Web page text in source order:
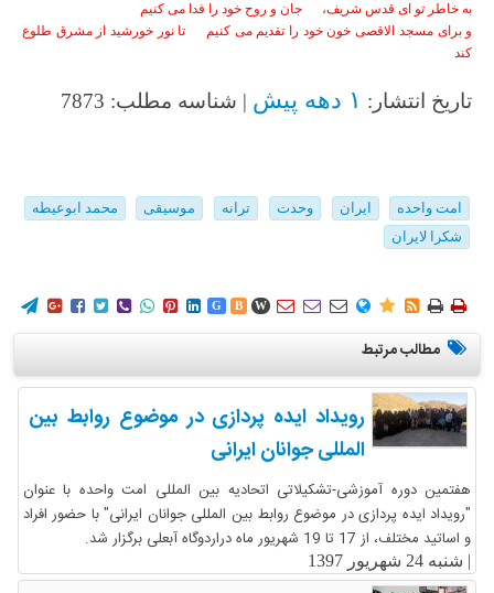
به خاطر تو ای قدس شریف،
جان و روح خود را فدا می کنیم
و برای مسجد الاقصی خون خود را تقدیم می کنیم تا نور خورشید از مشرق طلوع
کند
تاریخ انتشار: ۱ دهه پیش | شناسه مطلب: 7873
امت واحده ایران وحدت ترانه موسیقی
محمد ابوعیطه
شکرا لایران
        G B W        
مطالب مرتبط
رویداد ایده پردازی در موضوع روابط بین
المللی جوانان ایرانی
هفتمین دوره آموزشی-تشکیلاتی اتحادیه بین المللی امت واحده با عنوان
"رویداد ایده پردازی در موضوع روابط بین المللی جوانان ایرانی" با حضور افراد
و اساتید مختلف، از 17 تا 19 شهریور ماه دراردوگاه آبعلی برگزار شد.
| شنبه 24 شهریور 1397